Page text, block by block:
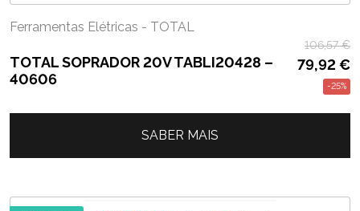
Ferramentas Elétricas - TOTAL
TOTAL SOPRADOR 20V TABLI20428 –
40606
106,57€
79,92 €
-25%
SABER MAIS